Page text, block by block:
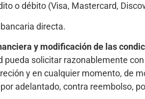
o débito (Visa, Mastercard,
directa.
y modificación de las
pueda solicitar razonablemente
y en cualquier momento, de
adelantado, contra reembolso,